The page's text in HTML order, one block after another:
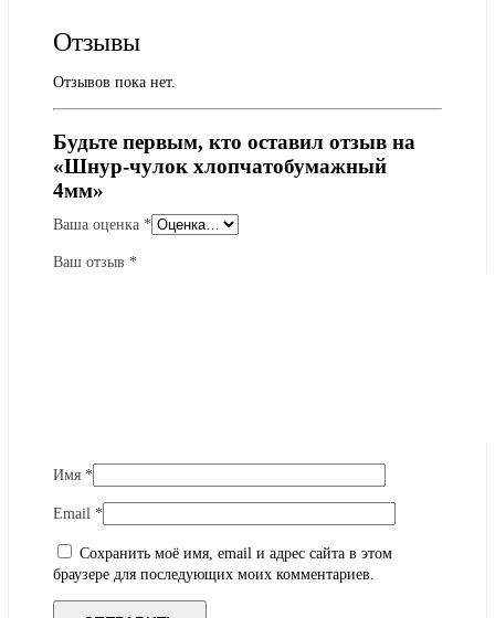
Отзывы
Отзывов пока нет.
Будьте первым, кто оставил отзыв на
«Шнур-чулок хлопчатобумажный
4мм»
Ваша оценка *
Ваш отзыв *
Имя *
Email *
Сохранить моё имя, email и адрес сайта в этом
браузере для последующих моих комментариев.